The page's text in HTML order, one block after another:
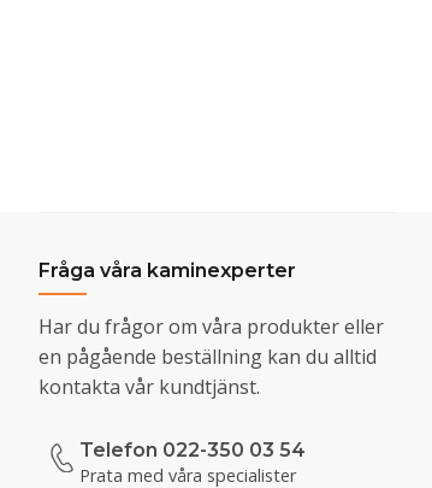
Fråga våra kaminexperter
Har du frågor om våra produkter eller
en pågående beställning kan du alltid
kontakta vår kundtjänst.
Telefon 022-350 03 54
Prata med våra specialister